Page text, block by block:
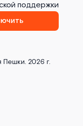
поддержки
2026 г.